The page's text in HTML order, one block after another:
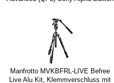
Manfrotto MVKBFRL-LIVE Befree
Live Alu Kit, Klemmverschluss mit